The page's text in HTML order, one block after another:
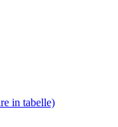
in tabelle)